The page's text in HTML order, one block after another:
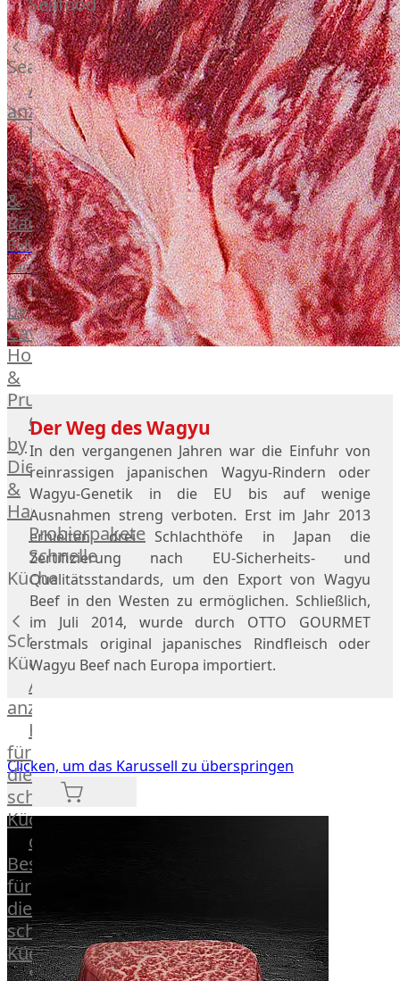
Bellota
Garimori
Ibérico
35%
Bellota
LiVar
Schweinefleisch
Mangalitza
Schwein
Geflügel
Miéral
Geflügel
Huhn
&
Hahn
Kapaun
Ente
Perlhuhn
Gans
Kalb
Lamm
Nordsee
Lamm
Französisches
Lamm
Donald
Russell
Lamm
Bison
Kaninchen
Wild
Reh
Rotwild
Elch
Dry-
Aged
Burger
Würstchen
Traditionell
klassisch
Außergewöhnlich
&
exotisch
OTTO
Bäckchen
Hanging
Tender
Special
Cuts
Rippchen
Teilstücke
vom
Rind
Teilstücke
vom
Schwein
Teilstücke
vom
Lamm
Teilstücke
vom
Geflügel
Seafood
Alle
anzeigen
Fisch
Meeresfrüchte
Lachs
&
Räucherlachs
Balik
Lachs
Caviar
by
Caviar
House
&
Prunier
Caviar
by
Dieckmann
&
Hansen
Probierpakete
Schnelle
Küche
Schnelle
Küche
Alle
anzeigen
Hausmannskost
für
die
schnelle
Küche
das
Besondere
für
die
schnelle
Küche
Streetfood
Der Weg des Wagyu
In den vergangenen Jahren war die Einfuhr von
reinrassigen japanischen Wagyu-Rindern oder
Wagyu-Genetik in die EU bis auf wenige
Ausnahmen streng verboten. Erst im Jahr 2013
erhielten drei Schlachthöfe in Japan die
Zertifizierung nach EU-Sicherheits- und
Qualitätsstandards, um den Export von Wagyu
Beef in den Westen zu ermöglichen. Schließlich,
im Juli 2014, wurde durch OTTO GOURMET
erstmals original japanisches Rindfleisch oder
Wagyu Beef nach Europa importiert.
Clicken, um das Karussell zu überspringen